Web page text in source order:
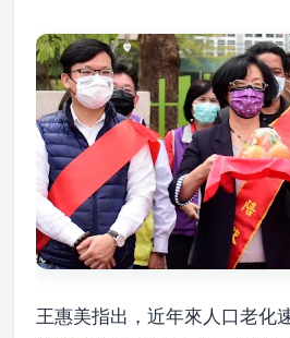
王惠美指出，近年來人口老化